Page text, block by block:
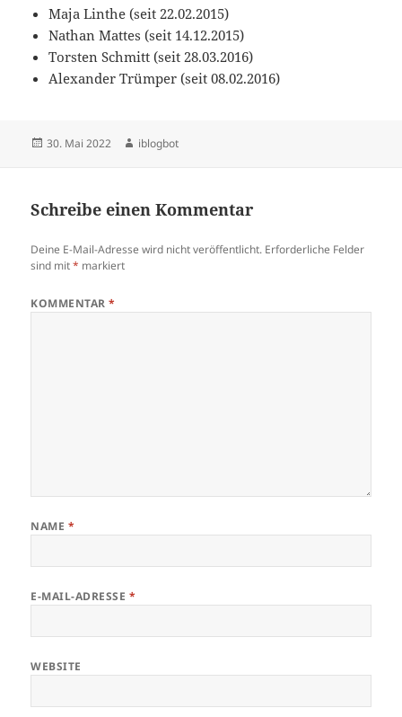
Maja Linthe (seit 22.02.2015)
Nathan Mattes (seit 14.12.2015)
Torsten Schmitt (seit 28.03.2016)
Alexander Trümper (seit 08.02.2016)
Veröffentlicht
30. Mai 2022 Autor
iblogbot
Schreibe einen Kommentar
Deine E-Mail-Adresse wird nicht veröffentlicht. Erforderliche Felder
sind mit* markiert
KOMMENTAR*
NAME *
E-MAIL-ADRESSE *
WEBSITE